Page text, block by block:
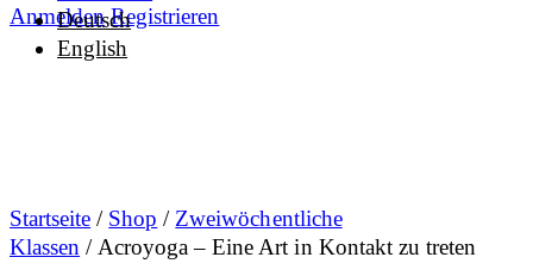
Anmelden Registrieren
Deutsch
English
Startseite / Shop / Zweiwöchentliche
Klassen / Acroyoga – Eine Art in Kontakt zu treten